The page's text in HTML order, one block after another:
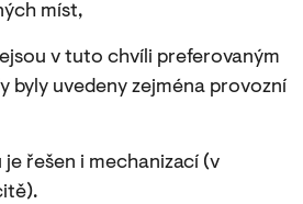
míst,
v tuto chvíli preferovaným
byly uvedeny zejména provozní
řešen i mechanizací (v